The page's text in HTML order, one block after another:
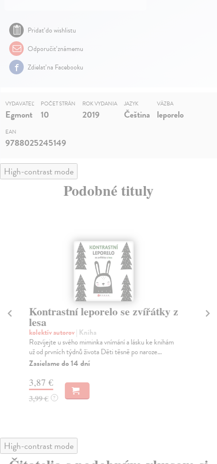
Pridať do wishlistu
Odporučiť známemu
Zdielať na Facebooku
VYDAVATEĽ
Egmont
POČET STRÁN
10
ROK VYDANIA
2019
JAZYK
Čeština
VÄZBA
leporelo
EAN
9788025245149
High-contrast mode
Podobné tituly
Kontrastní leporelo se zvířátky z
lesa
kolektív autorov| Kniha
Rozvíjejte u svého miminka vnímání a lásku ke knihám
už od prvních týdnů života Děti těsně po naroze...
Zasielame do 14 dní
3,87 €
3,99 € ?
High-contrast mode